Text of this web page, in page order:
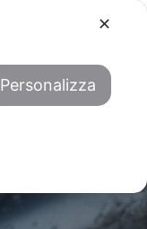
✕
Personalizza